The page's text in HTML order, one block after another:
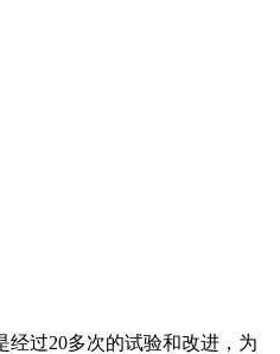
过20多次的试验和改进，为